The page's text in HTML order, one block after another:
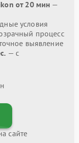
от 20 мин —
условия
процесс
выявление
— с
сайте